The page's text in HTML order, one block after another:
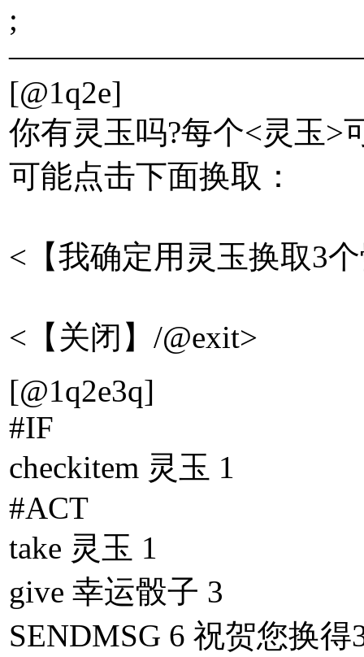
;
[@1q2e]
你有灵玉吗?每个<灵玉>
可能点击下面换取：
<【我确定用灵玉换取3
<【关闭】/@exit>
[@1q2e3q]
#IF
checkitem 灵玉 1
#ACT
take 灵玉 1
give 幸运骰子 3
SENDMSG 6 祝贺您换